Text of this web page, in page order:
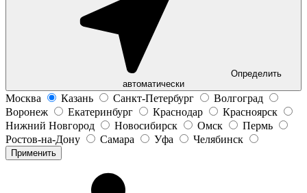
Определить
автоматически
Москва Казань Санкт-Петербург
Волгоград
Воронеж
Екатеринбург Краснодар
Красноярск
Нижний Новгород
Новосибирск Омск
Пермь
Ростов-на-Дону
Самара Уфа Челябинск
Применить